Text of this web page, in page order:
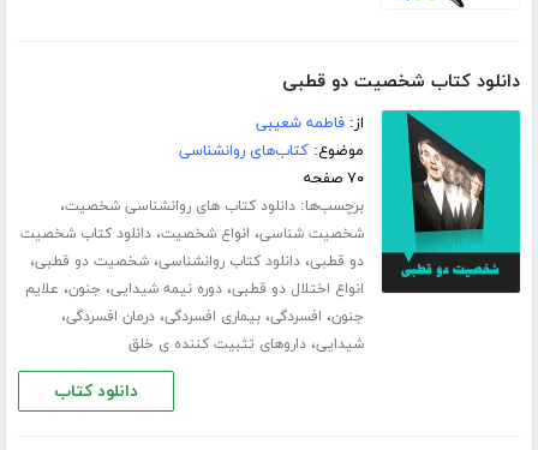
دانلود کتاب شخصیت دو قطبی
از:فاطمه شعیبی
موضوع:کتاب‌های روانشناسی
۷۰ صفحه
برچسب‌ها:دانلود کتاب های روانشناسی شخصیت،
شخصیت شناسی، انواع شخصیت،دانلود کتاب شخصیت
دو قطبی،دانلود کتاب روانشناسی،شخصیت دو قطبی،
انواع اختلال دو قطبی،دوره نیمه شیدایی، جنون، علایم
جنون، افسردگی،بیماری افسردگی،درمان افسردگی،
شیدایی،داروهای تثبیت کننده ی خلق
دانلود کتاب